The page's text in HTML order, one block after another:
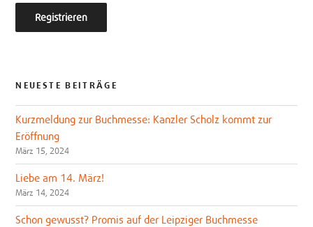
NEUESTE BEITRÄGE
Kurzmeldung zur Buchmesse: Kanzler Scholz kommt zur
Eröffnung
März 15, 2024
Liebe am 14. März!
März 14, 2024
Schon gewusst? Promis auf der Leipziger Buchmesse